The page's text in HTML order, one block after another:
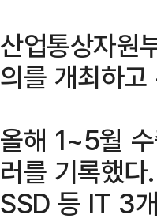
산업통상자원
의를 개최하
올해 1~5월
러를 기록했다
SSD 등 IT 3